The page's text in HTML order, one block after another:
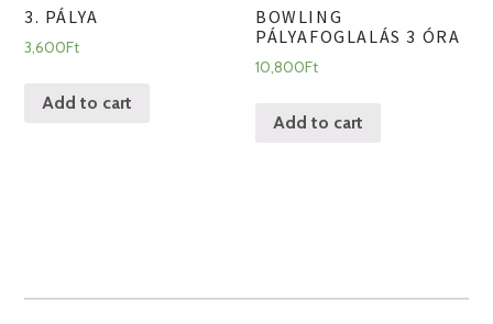
3. PÁLYA
3,600Ft
Add to cart
BOWLING
PÁLYAFOGLALÁS 3 ÓRA
10,800Ft
Add to cart